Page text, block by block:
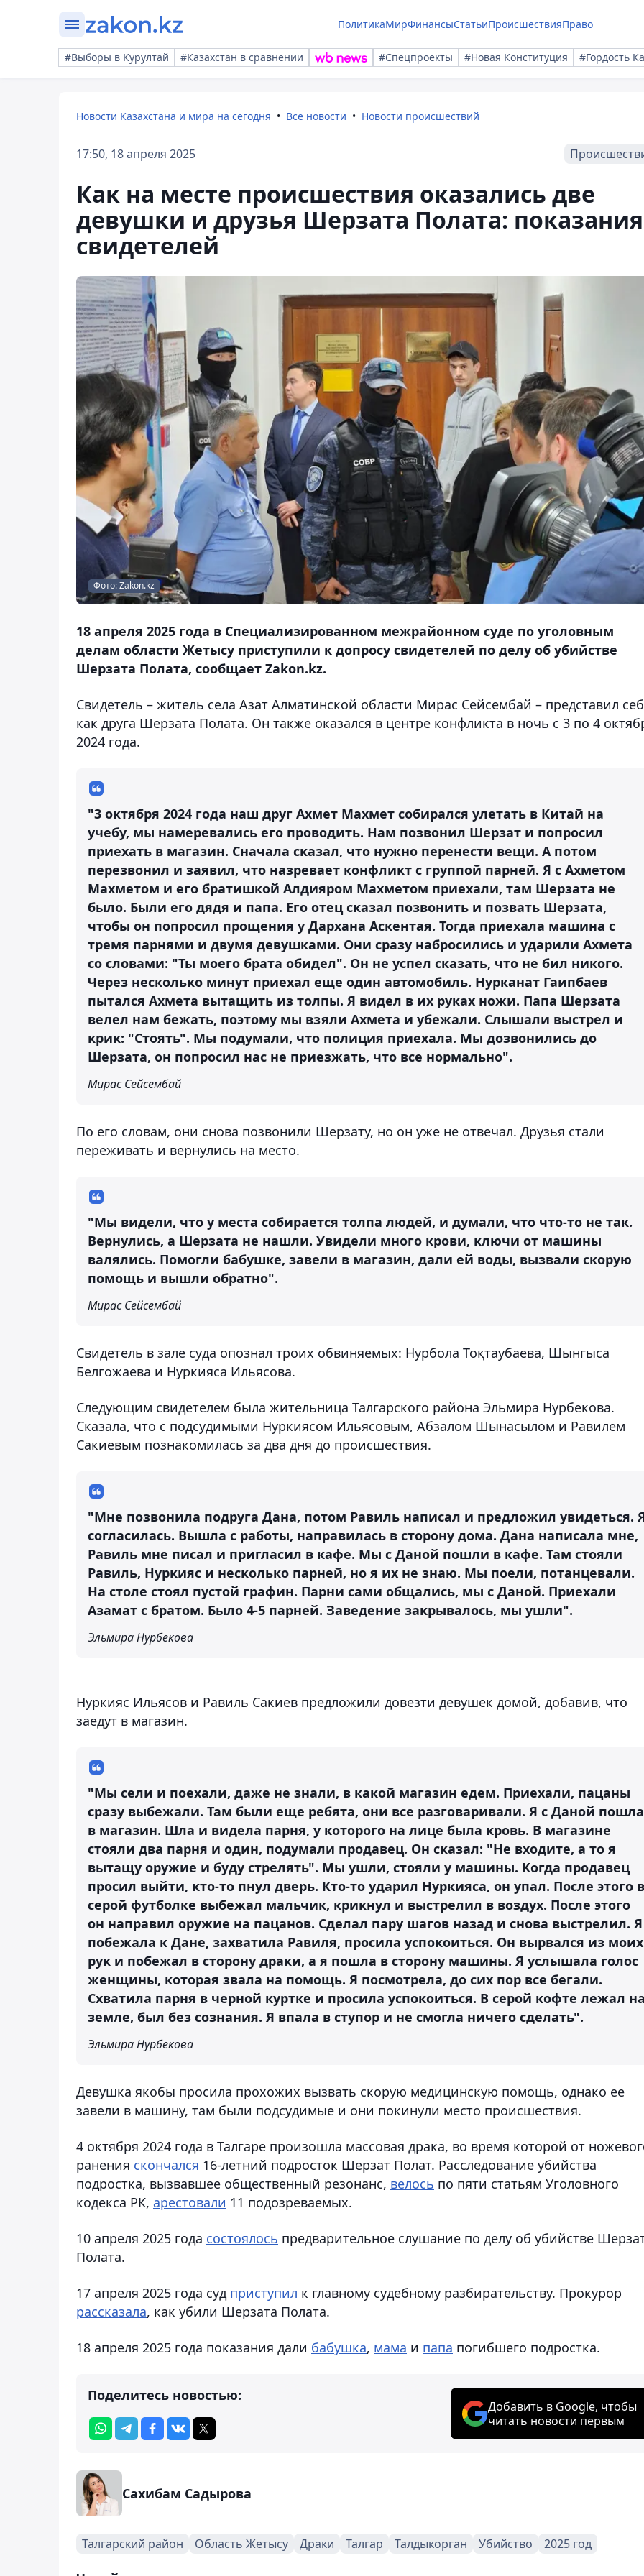
ПолитикаМирФинансыСтатьиПроисшествияПраво
#Выборы в Курултай #Казахстан в сравнении #Спецпроекты #Новая Конституция #Гордость
Новости Казахстана и мира на сегодня Все новости Новости происшествий
17:50, 18 апреля 2025
Как на месте происшествия оказались две
девушки и друзья Шерзата Полата: показания
свидетелей
Фото: Zakon.kz
18 апреля 2025 года в Специализированном межрайонном суде по уголовным
делам области Жетысу приступили к допросу свидетелей по делу об убийстве
Шерзата Полата, сообщает Zakon.kz.
Свидетель – житель села Азат Алматинской области Мирас Сейсембай – представил
как друга Шерзата Полата. Он также оказался в центре конфликта в ночь с 3 по 4
2024 года.
"3 октября 2024 года наш друг Ахмет Махмет собирался улетать в Китай на
учебу, мы намеревались его проводить. Нам позвонил Шерзат и попросил
приехать в магазин. Сначала сказал, что нужно перенести вещи. А потом
перезвонил и заявил, что назревает конфликт с группой парней. Я с Ахметом
Махметом и его братишкой Алдияром Махметом приехали, там Шерзата не
было. Были его дядя и папа. Его отец сказал позвонить и позвать Шерзата,
чтобы он попросил прощения у Дархана Аскентая. Тогда приехала машина с
тремя парнями и двумя девушками. Они сразу набросились и ударили Ахмета
со словами: "Ты моего брата обидел". Он не успел сказать, что не бил никого.
Через несколько минут приехал еще один автомобиль. Нурканат Гаипбаев
пытался Ахмета вытащить из толпы. Я видел в их руках ножи. Папа Шерзата
велел нам бежать, поэтому мы взяли Ахмета и убежали. Слышали выстрел и
крик: "Стоять". Мы подумали, что полиция приехала. Мы дозвонились до
Шерзата, он попросил нас не приезжать, что все нормально".
Мирас Сейсембай
По его словам, они снова позвонили Шерзату, но он уже не отвечал. Друзья стали
переживать и вернулись на место.
"Мы видели, что у места собирается толпа людей, и думали, что что-то не так.
Вернулись, а Шерзата не нашли. Увидели много крови, ключи от машины
валялись. Помогли бабушке, завели в магазин, дали ей воды, вызвали скорую
помощь и вышли обратно".
Мирас Сейсембай
Свидетель в зале суда опознал троих обвиняемых: Нурбола Тоқтаубаева, Шынгыса
Белгожаева и Нуркияса Ильясова.
Следующим свидетелем была жительница Талгарского района Эльмира Нурбекова.
Сказала, что с подсудимыми Нуркиясом Ильясовым, Абзалом Шынасылом и Равилем
Сакиевым познакомилась за два дня до происшествия.
"Мне позвонила подруга Дана, потом Равиль написал и предложил увидеться.
согласилась. Вышла с работы, направилась в сторону дома. Дана написала мне,
Равиль мне писал и пригласил в кафе. Мы с Даной пошли в кафе. Там стояли
Равиль, Нуркияс и несколько парней, но я их не знаю. Мы поели, потанцевали.
На столе стоял пустой графин. Парни сами общались, мы с Даной. Приехали
Азамат с братом. Было 4-5 парней. Заведение закрывалось, мы ушли".
Эльмира Нурбекова
Нуркияс Ильясов и Равиль Сакиев предложили довезти девушек домой, добавив, что
заедут в магазин.
"Мы сели и поехали, даже не знали, в какой магазин едем. Приехали, пацаны
сразу выбежали. Там были еще ребята, они все разговаривали. Я с Даной пошла
в магазин. Шла и видела парня, у которого на лице была кровь. В магазине
стояли два парня и один, подумали продавец. Он сказал: "Не входите, а то я
вытащу оружие и буду стрелять". Мы ушли, стояли у машины. Когда продавец
просил выйти, кто-то пнул дверь. Кто-то ударил Нуркияса, он упал. После этого в
серой футболке выбежал мальчик, крикнул и выстрелил в воздух. После этого
он направил оружие на пацанов. Сделал пару шагов назад и снова выстрелил. Я
побежала к Дане, захватила Равиля, просила успокоиться. Он вырвался из моих
рук и побежал в сторону драки, а я пошла в сторону машины. Я услышала голос
женщины, которая звала на помощь. Я посмотрела, до сих пор все бегали.
Схватила парня в черной куртке и просила успокоиться. В серой кофте лежал
земле, был без сознания. Я впала в ступор и не смогла ничего сделать".
Эльмира Нурбекова
Девушка якобы просила прохожих вызвать скорую медицинскую помощь, однако ее
завели в машину, там были подсудимые и они покинули место происшествия.
4 октября 2024 года в Талгаре произошла массовая драка, во время которой от
ранения скончался 16-летний подросток Шерзат Полат. Расследование убийства
подростка, вызвавшее общественный резонанс, велось по пяти статьям Уголовного
кодекса РК, арестовали 11 подозреваемых.
10 апреля 2025 года состоялось предварительное слушание по делу об убийстве
Полата.
17 апреля 2025 года суд приступил к главному судебному разбирательству. Прокурор
рассказала, как убили Шерзата Полата.
18 апреля 2025 года показания дали бабушка, мама и папа погибшего подростка.
Поделитесь новостью:
Добавить в Google, чтобы
читать новости первым
Сахибам Садырова
Талгарский район Область Жетысу Драки Талгар Талдыкорган Убийство 2025 год